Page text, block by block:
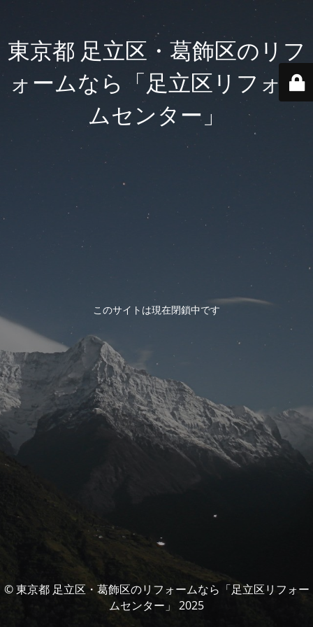
東京都 足立区・葛飾区のリフ
ォームなら「足立区リフォー
ムセンター」
このサイトは現在閉鎖中です
© 東京都 足立区・葛飾区のリフォームなら「足立区リフォー
ムセンター」 2025